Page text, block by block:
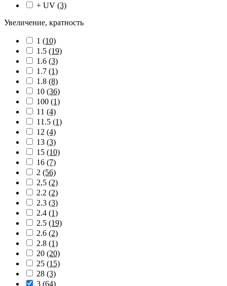
+ UV (3)
Увеличение, кратность
1 (10)
1.5 (19)
1.6 (3)
1.7 (1)
1.8 (8)
10 (36)
100 (1)
11 (4)
11.5 (1)
12 (4)
13 (3)
15 (10)
16 (7)
2 (56)
2,5 (2)
2.2 (2)
2.3 (3)
2.4 (1)
2.5 (19)
2.6 (2)
2.8 (1)
20 (20)
25 (15)
28 (3)
3 (64)